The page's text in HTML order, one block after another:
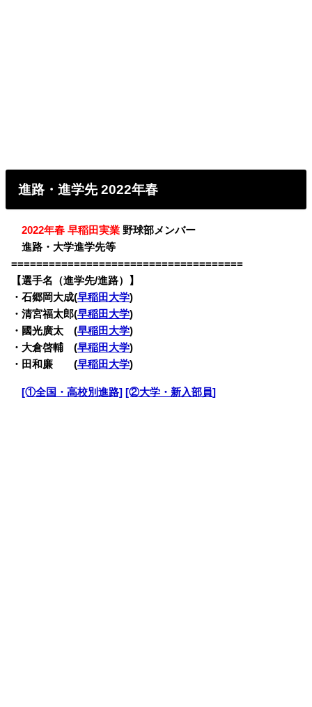
進路・進学先 2022年春
・2022年春 早稲田実業 野球部メンバー
・進路・大学進学先等
=====================================
【選手名（進学先/進路）】
・石郷岡大成(早稲田大学)
・清宮福太郎(早稲田大学)
・國光廣太 (早稲田大学)
・大倉啓輔 (早稲田大学)
・田和廉 (早稲田大学)
[①全国・高校別進路] [②大学・新入部員]